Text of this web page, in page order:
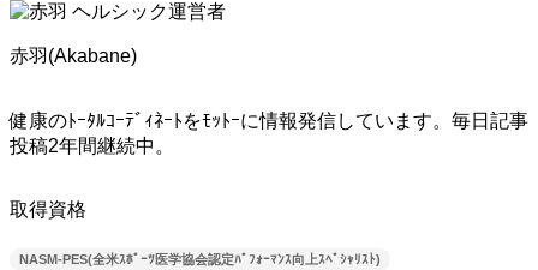
赤羽(Akabane)
健康のﾄｰﾀﾙｺｰﾃﾞｨﾈｰﾄをﾓｯﾄｰに情報発信しています。毎日記事
投稿2年間継続中。
取得資格
NASM-PES(全米ｽﾎﾟｰﾂ医学協会認定ﾊﾟﾌｫｰﾏﾝｽ向上ｽﾍﾟｼｬﾘｽﾄ)